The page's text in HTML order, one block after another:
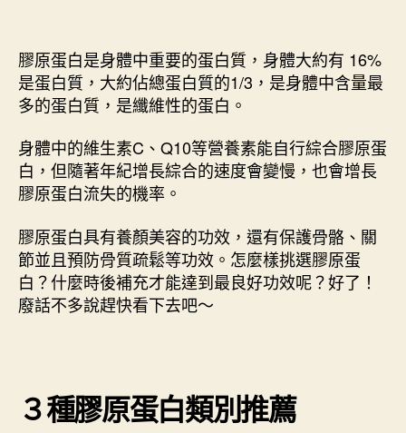
在
這，
推
家
挑
先
進
來
看
膠原蛋白是身體中重要的蛋白質，身體大約有 16%
是蛋白質，大約佔總蛋白質的1/3，是身體中含量最
多的蛋白質，是纖維性的蛋白。
身體中的維生素C、Q10等營養素能自行綜合膠原蛋
白，但隨著年紀增長綜合的速度會變慢，也會增長
膠原蛋白流失的機率。
膠原蛋白具有養顏美容的功效，還有保護骨骼、關
節並且預防骨質疏鬆等功效。怎麼樣挑選膠原蛋
白？什麼時後補充才能達到最良好功效呢？好了！
廢話不多說趕快看下去吧～
３種膠原蛋白類別推薦